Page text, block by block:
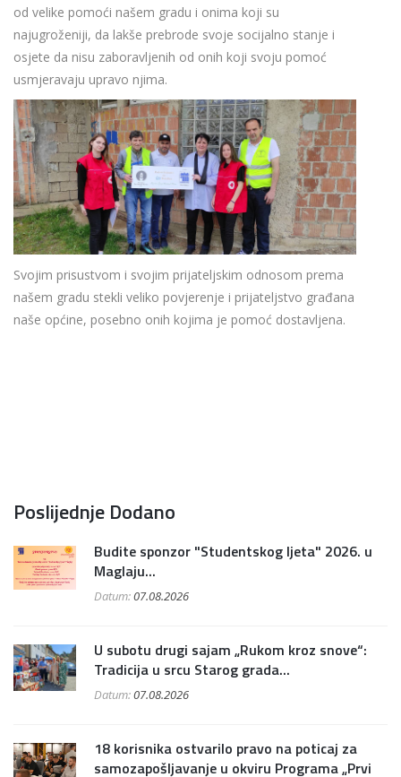
od velike pomoći našem gradu i onima koji su
najugroženiji, da lakše prebrode svoje socijalno stanje i
osjete da nisu zaboravljenih od onih koji svoju pomoć
usmjeravaju upravo njima.
Svojim prisustvom i svojim prijateljskim odnosom prema
našem gradu stekli veliko povjerenje i prijateljstvo građana
naše općine, posebno onih kojima je pomoć dostavljena.
Poslijednje Dodano
Budite sponzor "Studentskog ljeta" 2026. u
Maglaju...
Datum:07.08.2026
U subotu drugi sajam „Rukom kroz snove“:
Tradicija u srcu Starog grada...
Datum:07.08.2026
18 korisnika ostvarilo pravo na poticaj za
samozapošljavanje u okviru Programa „Prvi